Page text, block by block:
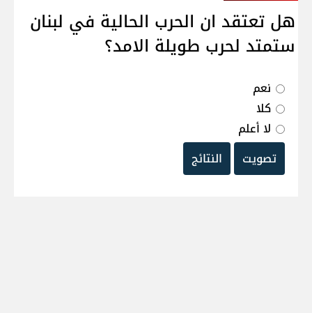
هل تعتقد ان الحرب الحالية في لبنان
ستمتد لحرب طويلة الامد؟
نعم
كلا
لا أعلم
تصويت
النتائج